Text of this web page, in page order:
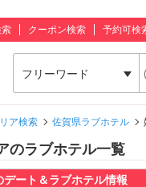
クーポン検索 予約可検
フリーワード
ア検索 佐賀県ラブホテル
のラブホテル一覧
ート＆ラブホテル情報